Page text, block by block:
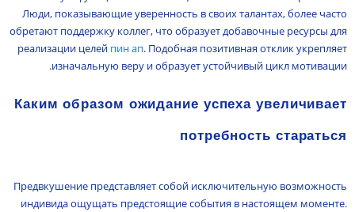
Люди, показывающие уверенность в своих талантах, более часто
обретают поддержку коллег, что образует добавочные ресурсы для
реализации целей пин ап. Подобная позитивная отклик укрепляет
изначальную веру и образует устойчивый цикл мотивации.
Каким образом ожидание успеха увеличивает
потребность стараться
Предвкушение представляет собой исключительную возможность
индивида ощущать предстоящие события в настоящем моменте.